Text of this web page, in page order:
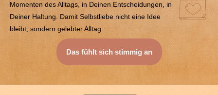
Momenten des Alltags, in Deinen Entscheidungen, in
Deiner Haltung. Damit Selbstliebe nicht eine Idee
bleibt, sondern gelebter Alltag.
Das fühlt sich stimmig an